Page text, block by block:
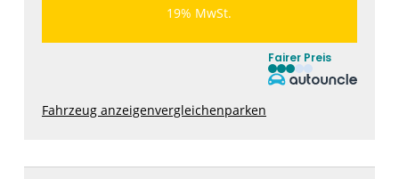
19% MwSt.
Fairer Preis
Fahrzeug anzeigenvergleichenparken